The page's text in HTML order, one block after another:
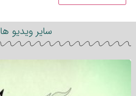
سایر ویدیو ها